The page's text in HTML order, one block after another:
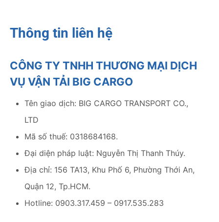
Thông tin liên hệ
CÔNG TY TNHH THƯƠNG MẠI DỊCH
VỤ VẬN TẢI BIG CARGO
Tên giao dịch: BIG CARGO TRANSPORT CO.,
LTD
Mã số thuế: 0318684168.
Đại diện pháp luật: Nguyễn Thị Thanh Thúy.
Địa chỉ: 156 TA13, Khu Phố 6, Phường Thới An,
Quận 12, Tp.HCM.
Hotline: 0903.317.459 – 0917.535.283